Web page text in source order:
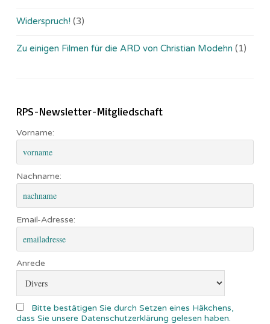
Widerspruch! (3)
Zu einigen Filmen für die ARD von Christian Modehn (1)
RPS-Newsletter-Mitgliedschaft
Vorname:
Nachname:
Email-Adresse:
Anrede
Bitte bestätigen Sie durch Setzen eines Häkchens,
dass Sie unsere Datenschutzerklärung gelesen haben.